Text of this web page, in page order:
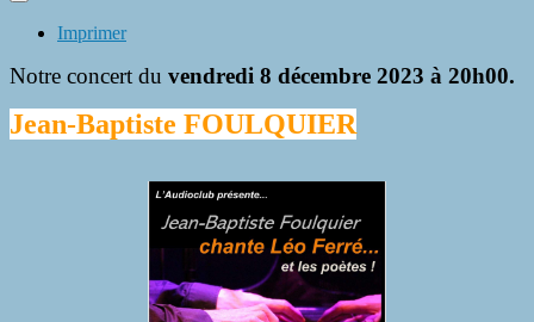
Imprimer
Notre concert du vendredi 8 décembre 2023 à 20h00.
Jean-Baptiste FOULQUIER